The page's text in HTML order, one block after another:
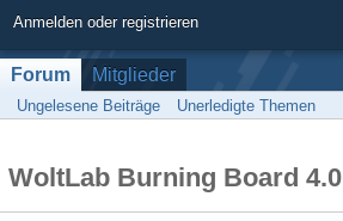
Anmelden oder registrieren
Forum Mitglieder
Ungelesene Beiträge Unerledigte Themen
WoltLab Burning Board 4.0